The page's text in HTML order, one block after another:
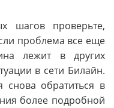
шагов проверьте,
проблема все еще
лежит в других
в сети Билайн.
снова обратиться в
более подробной